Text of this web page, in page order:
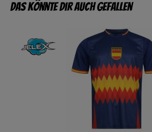
Das könnte dir auch gefallen